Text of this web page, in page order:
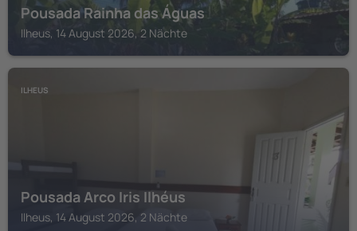
Pousada Rainha das Águas
Ilheus, 14 August 2026, 2 Nächte
ILHEUS
Pousada Arco Iris Ilhéus
Ilheus, 14 August 2026, 2 Nächte